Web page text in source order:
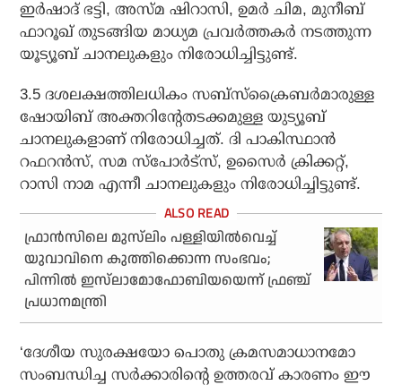
ഇര്‍ഷാദ് ഭട്ടി, അസ്മ ഷിറാസി, ഉമര്‍ ചിമ, മുനീബ്
ഫാറൂഖ് തുടങ്ങിയ മാധ്യമ പ്രവര്‍ത്തകര്‍ നടത്തുന്ന
യൂട്യൂബ് ചാനലുകളും നിരോധിച്ചിട്ടുണ്ട്.
3.5 ദശലക്ഷത്തിലധികം സബ്‌സ്‌ക്രൈബര്‍മാരുള്ള
ഷോയിബ് അക്തറിന്റേതടക്കമുള്ള യുട്യൂബ്
ചാനലുകളാണ് നിരോധിച്ചത്. ദി പാകിസ്ഥാന്‍
റഫറന്‍സ്, സമ സ്‌പോര്‍ട്‌സ്, ഉസൈര്‍ ക്രിക്കറ്റ്,
റാസി നാമ എന്നീ ചാനലുകളും നിരോധിച്ചിട്ടുണ്ട്.
ഫ്രാന്‍സിലെ മുസ്‌ലിം പള്ളിയില്‍വെച്ച്
യുവാവിനെ കുത്തിക്കൊന്ന സംഭവം;
പിന്നില്‍ ഇസ്‌ലാമോഫോബിയയെന്ന് ഫ്രഞ്ച്
പ്രധാനമന്ത്രി
‘ദേശീയ സുരക്ഷയോ പൊതു ക്രമസമാധാനമോ
സംബന്ധിച്ച സര്‍ക്കാരിന്റെ ഉത്തരവ് കാരണം ഈ